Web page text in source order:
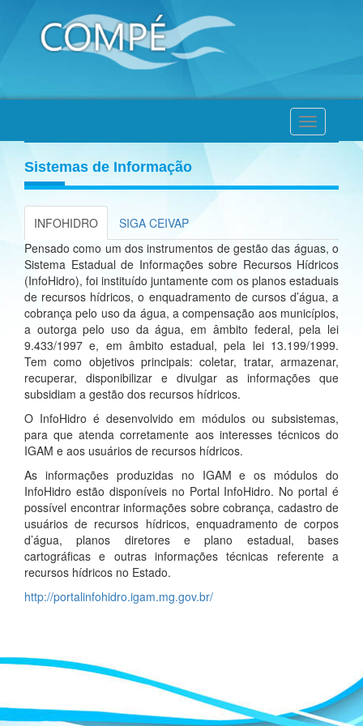
Toggle
navigation
Sistemas de Informação
INFOHIDRO
SIGA CEIVAP
Pensado como um dos instrumentos de gestão das águas, o
Sistema Estadual de Informações sobre Recursos Hídricos
(InfoHidro), foi instituído juntamente com os planos estaduais
de recursos hídricos, o enquadramento de cursos d’água, a
cobrança pelo uso da água, a compensação aos municípios,
a outorga pelo uso da água, em âmbito federal, pela lei
9.433/1997 e, em âmbito estadual, pela lei 13.199/1999.
Tem como objetivos principais: coletar, tratar, armazenar,
recuperar, disponibilizar e divulgar as informações que
subsidiam a gestão dos recursos hídricos.
O InfoHidro é desenvolvido em módulos ou subsistemas,
para que atenda corretamente aos interesses técnicos do
IGAM e aos usuários de recursos hídricos.
As informações produzidas no IGAM e os módulos do
InfoHidro estão disponíveis no Portal InfoHidro. No portal é
possível encontrar informações sobre cobrança, cadastro de
usuários de recursos hídricos, enquadramento de corpos
d’água, planos diretores e plano estadual, bases
cartográficas e outras informações técnicas referente a
recursos hídricos no Estado.
http://portalinfohidro.igam.mg.gov.br/